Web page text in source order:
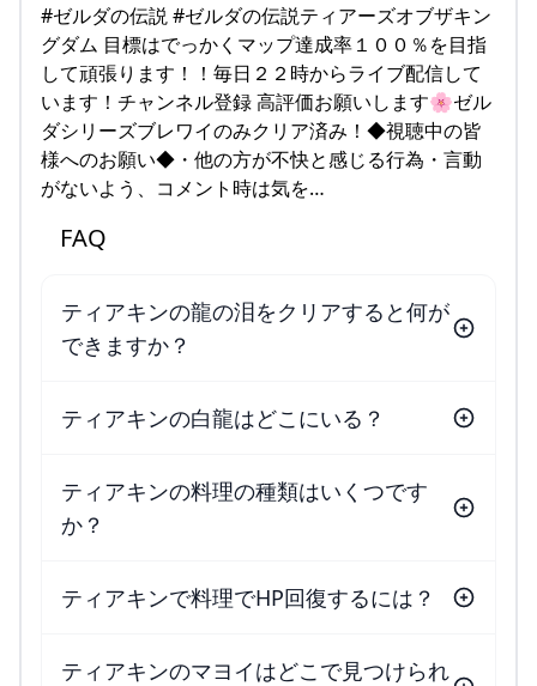
#ゼルダの伝説 #ゼルダの伝説ティアーズオブザキン
グダム 目標はでっかくマップ達成率１００％を目指
して頑張ります！！毎日２２時からライブ配信して
います！チャンネル登録 高評価お願いします🌸ゼル
ダシリーズブレワイのみクリア済み！◆視聴中の皆
様へのお願い◆・他の方が不快と感じる行為・言動
がないよう、コメント時は気を…
FAQ
ティアキンの龍の泪をクリアすると何が
できますか？
ティアキンの白龍はどこにいる？
ティアキンの料理の種類はいくつです
か？
ティアキンで料理でHP回復するには？
ティアキンのマヨイはどこで見つけられ